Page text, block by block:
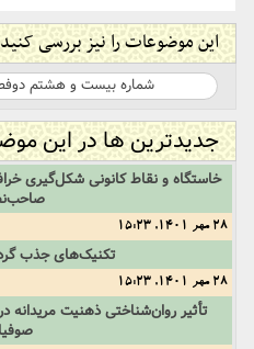
این موضوعات را نیز بررسی کنید:
شماره بیست و هشتم
جدیدترین ها در این
خاستگاه‌ و‌ نقاط‌ کانونی‌ شکل‌گیری‌
28 مهر 1401, 15:23
تکنیک‌های‌ جذب‌
28 مهر 1401, 15:23
تأثیر‌ روان‌شناختی‌ ذهنیت‌